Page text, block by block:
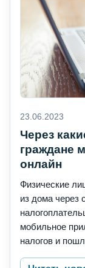
23.06.2023
Через
граждане
онлайн
Физические
из дома через
мобильное
налогов и